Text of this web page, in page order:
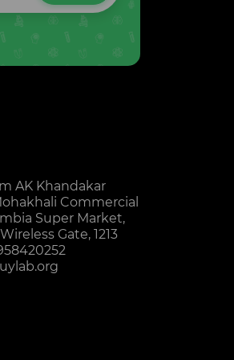
AK Khandakar
Commercial
Super Market,
Gate, 1213